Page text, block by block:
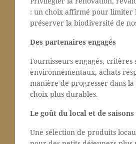
: un choix affirmé pour limiter
préserver la biodiversité de
Des partenaires engagés
Fournisseurs engagés, critères
environnementaux, achats
manière de progresser dans
choix plus durables.
Le goût du local et de saisons
Une sélection de produits